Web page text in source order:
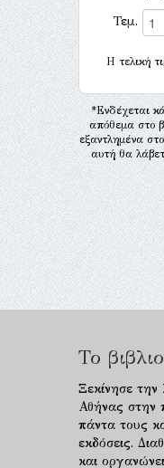
Τεμ.
H τελική
*Ενδέχεται
απόθεμα στο
εξαντλημένα
αυτή θα
Το
Ξεκίνησε την
Αθήνας στην
πάντα τους
εκδόσεις.
και